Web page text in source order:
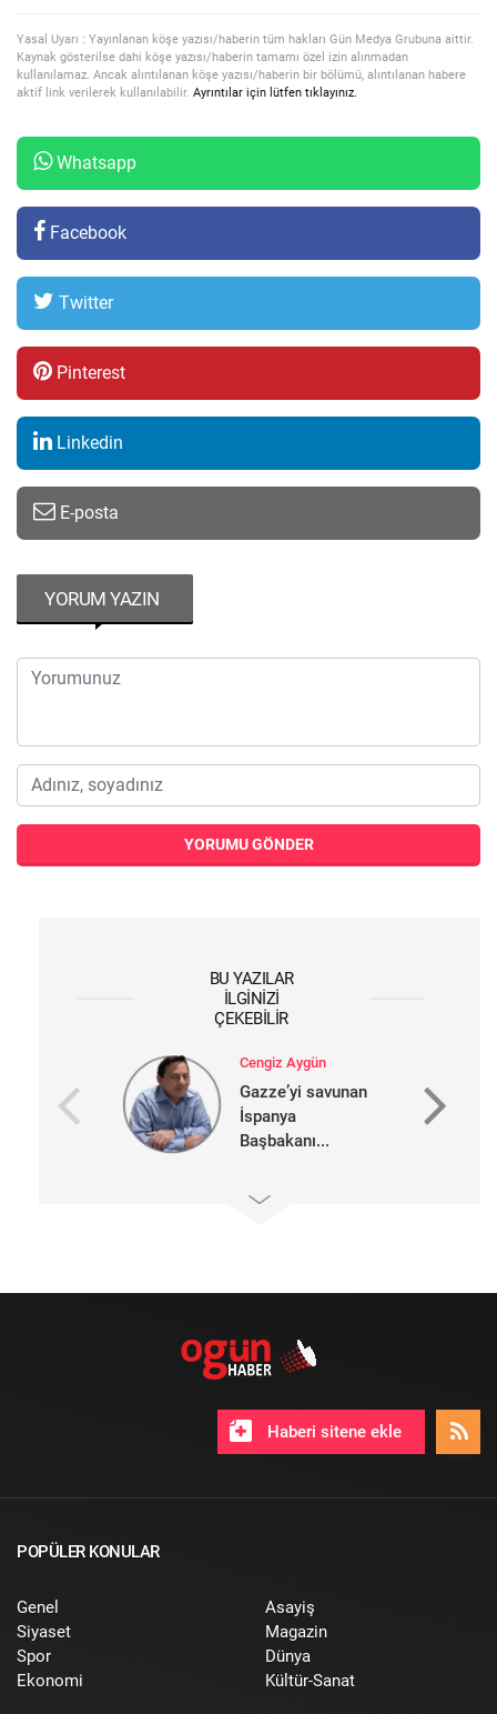
Yasal Uyarı : Yayınlanan köşe yazısı/haberin tüm hakları Gün Medya Grubuna aittir.
Kaynak gösterilse dahi köşe yazısı/haberin tamamı özel izin alınmadan
kullanılamaz. Ancak alıntılanan köşe yazısı/haberin bir bölümü, alıntılanan habere
aktif link verilerek kullanılabilir. Ayrıntılar için lütfen tıklayınız.
Whatsapp
Facebook
Twitter
Pinterest
Linkedin
E-posta
YORUM YAZIN
YORUMU GÖNDER
BU YAZILAR
İLGINIZI
ÇEKEBILIR
Cengiz Aygün
Gazze’yi savunan
İspanya
Başbakanı...
Haberi sitene ekle
POPÜLER KONULAR
Genel
Siyaset
Spor
Ekonomi
Asayiş
Magazin
Dünya
Kültür-Sanat